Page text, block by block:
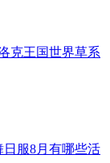
克王国世界草系
日服8月有哪些活